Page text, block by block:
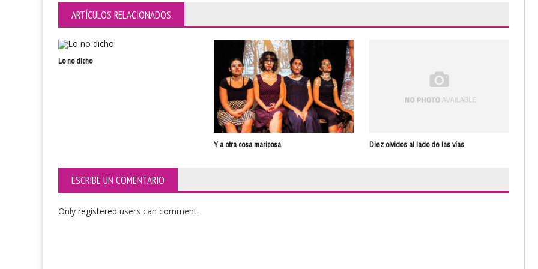
ARTÍCULOS RELACIONADOS
Lo no dicho
Y a otra cosa mariposa Diez olvidos al lado de las vías
ESCRIBE UN COMENTARIO
Only registered users can comment.